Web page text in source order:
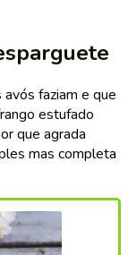
faziam e que
estufado
que agrada
mas completa